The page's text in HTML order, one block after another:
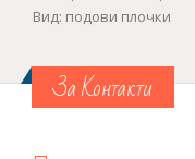
Вид: подови плочки
За Контакти